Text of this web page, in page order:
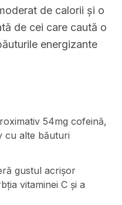
de calorii și o
de cei care caută o
energizante
54mg cofeină,
cu alte băuturi
gustul acrișor
vitaminei C și a